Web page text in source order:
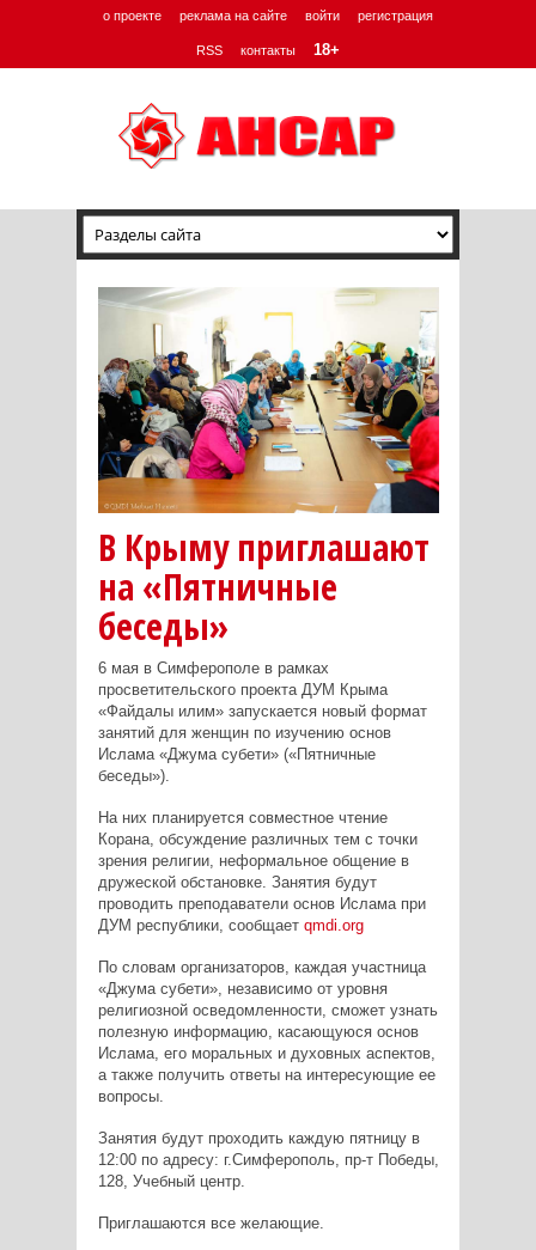
о проекте реклама на сайте войти регистрация
RSS контакты 18+
В Крыму приглашают
на «Пятничные
беседы»
6 мая в Симферополе в рамках
просветительского проекта ДУМ Крыма
«Файдалы илим» запускается новый формат
занятий для женщин по изучению основ
Ислама «Джума субети» («Пятничные
беседы»).
На них планируется совместное чтение
Корана, обсуждение различных тем с точки
зрения религии, неформальное общение в
дружеской обстановке. Занятия будут
проводить преподаватели основ Ислама при
ДУМ республики, сообщает qmdi.org
По словам организаторов, каждая участница
«Джума субети», независимо от уровня
религиозной осведомленности, сможет узнать
полезную информацию, касающуюся основ
Ислама, его моральных и духовных аспектов,
а также получить ответы на интересующие ее
вопросы.
Занятия будут проходить каждую пятницу в
12:00 по адресу: г.Симферополь, пр-т Победы,
128, Учебный центр.
Приглашаются все желающие.